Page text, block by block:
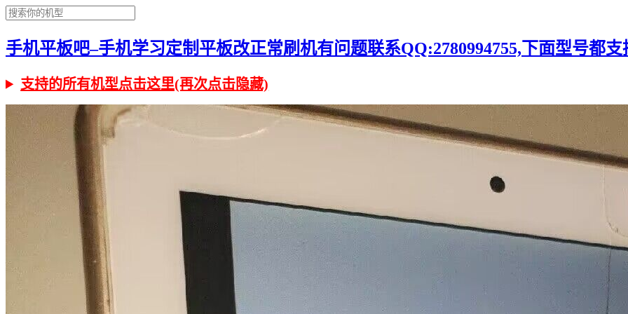
手机平板吧–手机学习定制平板改正常刷机有问题联系QQ:2780994755,下面型号都支
支持的所有机型点击这里(再次点击隐藏)